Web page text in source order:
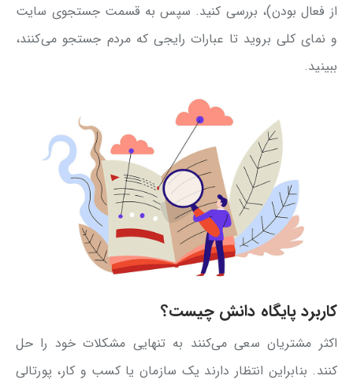
از فعال بودن)، بررسی کنید. سپس به قسمت جستجوی سایت
و نمای کلی بروید تا عبارات رایجی که مردم جستجو می‌کنند،
ببینید.
کاربرد پایگاه دانش چیست؟
اکثر مشتریان سعی می‌کنند به تنهایی مشکلات خود را حل
کنند. بنابراین انتظار دارند یک سازمان یا کسب و کار، پورتالی